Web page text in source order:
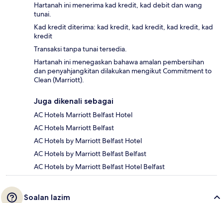
Hartanah ini menerima kad kredit, kad debit dan wang
tunai.
Kad kredit diterima: kad kredit, kad kredit, kad kredit, kad
kredit
Transaksi tanpa tunai tersedia.
Hartanah ini menegaskan bahawa amalan pembersihan
dan penyahjangkitan dilakukan mengikut Commitment to
Clean (Marriott).
Juga dikenali sebagai
AC Hotels Marriott Belfast Hotel
AC Hotels Marriott Belfast
AC Hotels by Marriott Belfast Hotel
AC Hotels by Marriott Belfast Belfast
AC Hotels by Marriott Belfast Hotel Belfast
Soalan lazim